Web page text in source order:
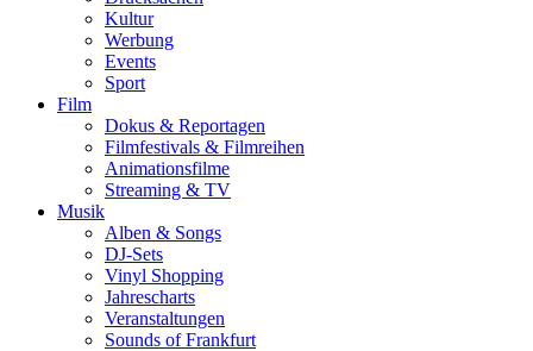
Kultur
Werbung
Events
Sport
Film
Dokus & Reportagen
Filmfestivals & Filmreihen
Animationsfilme
Streaming & TV
Musik
Alben & Songs
DJ-Sets
Vinyl Shopping
Jahrescharts
Veranstaltungen
Sounds of Frankfurt